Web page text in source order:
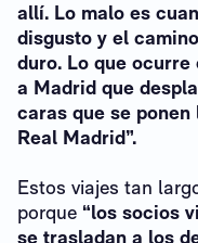
allí. Lo malo es
disgusto y el
duro. Lo que
a Madrid que
caras que se
Real Madrid”.
Estos viajes tan
porque “los socios
se trasladan a los